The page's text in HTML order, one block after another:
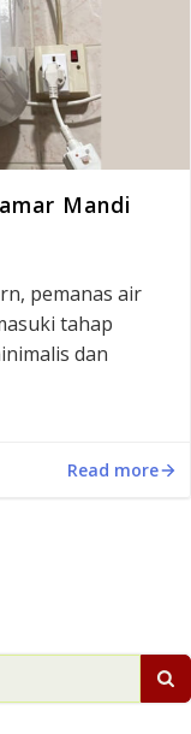
Mandi
pemanas air
tahap
dan
Read more